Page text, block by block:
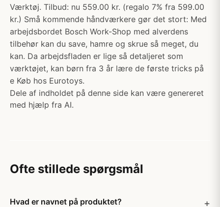
Værktøj. Tilbud: nu 559.00 kr. (regalo 7% fra 599.00
kr.) Små kommende håndværkere gør det stort: ​​Med
arbejdsbordet Bosch Work-Shop med alverdens
tilbehør kan du save, hamre og skrue så meget, du
kan. Da arbejdsfladen er lige så detaljeret som
værktøjet, kan børn fra 3 år lære de første tricks på
e Køb hos Eurotoys.
Dele af indholdet på denne side kan være genereret
med hjælp fra AI.
Ofte stillede spørgsmål
Hvad er navnet på produktet?